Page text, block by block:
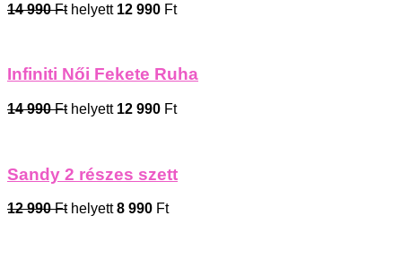
14 990 Fthelyett 12 990 Ft
Infiniti Női Fekete Ruha
14 990 Fthelyett 12 990 Ft
Sandy 2 részes szett
12 990 Fthelyett8 990 Ft